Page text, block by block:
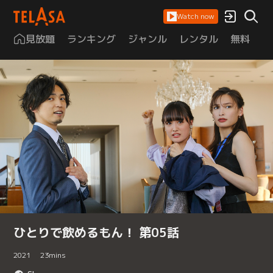
Watch now
見放題 ランキング ジャンル レンタル 無料
ひとりで飲めるもん！ 第05話
2021 23mins